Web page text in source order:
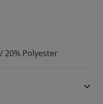
20% Polyester